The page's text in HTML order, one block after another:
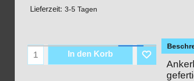
Lieferzeit: 3-5 Tagen
In den Korb